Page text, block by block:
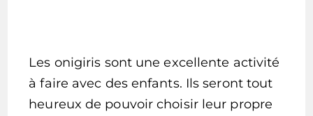
Les onigiris sont une excellente activité
à faire avec des enfants. Ils seront tout
heureux de pouvoir choisir leur propre